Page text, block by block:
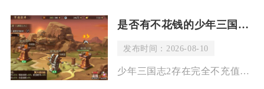
是否有不花钱的少年三国志2阵容可以推荐
发布时间：2026-08-10
少年三国志2存在完全不充值就能成型的稳定阵容，优先推荐纯蜀国均衡体系，整套武将碎